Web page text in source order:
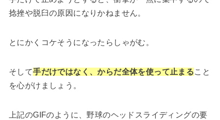
捻挫や脱臼の原因になりかねません。
とにかくコケそうになったらしゃがむ。
そして手だけではなく、からだ全体を使って止まること
を心がけましょう。
上記のGIFのように、野球のヘッドスライディングの要